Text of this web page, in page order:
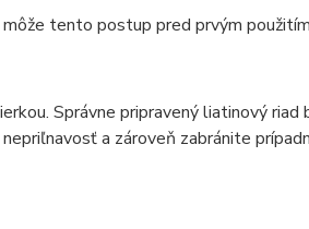
tento postup pred prvým
Správne pripravený liatinový
a zároveň zabránite